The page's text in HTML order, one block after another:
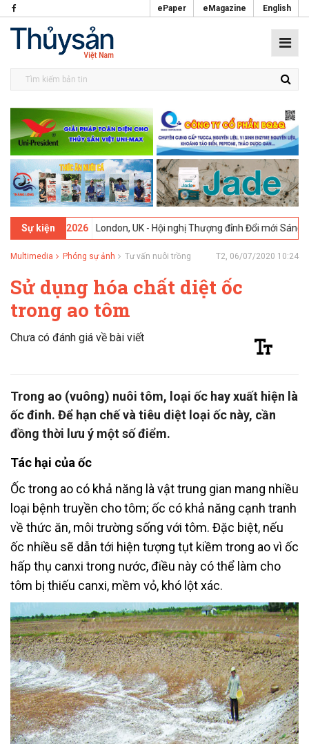
ePaper eMagazine English
Sự kiện
02-2026 London, UK - Hội nghị Thượng đỉnh Đổi mới Sáng tạo
Multimedia Phóng sự ảnh Tư vấn nuôi trồng T2, 06/07/2020 10:24
Sử dụng hóa chất diệt ốc
trong ao tôm
Chưa có đánh giá về bài viết
Trong ao (vuông) nuôi tôm, loại ốc hay xuất hiện là
ốc đinh. Để hạn chế và tiêu diệt loại ốc này, cần
đồng thời lưu ý một số điểm.
Tác hại của ốc
Ốc trong ao có khả năng là vật trung gian mang nhiều
loại bệnh truyền cho tôm; ốc có khả năng cạnh tranh
về thức ăn, môi trường sống với tôm. Đặc biệt, nếu
ốc nhiều sẽ dẫn tới hiện tượng tụt kiềm trong ao vì ốc
hấp thụ canxi trong nước, điều này có thể làm cho
tôm bị thiếu canxi, mềm vỏ, khó lột xác.